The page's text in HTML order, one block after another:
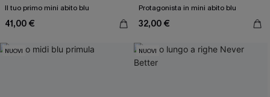
Il tuo primo mini abito blu
41,00 €
Protagonista in mini abito blu
32,00 €
NUOVI NUOVI